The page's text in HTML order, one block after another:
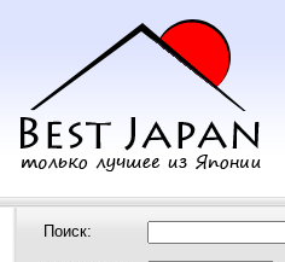
Поиск: